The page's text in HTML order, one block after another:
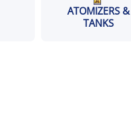
ATOMIZERS &
TANKS